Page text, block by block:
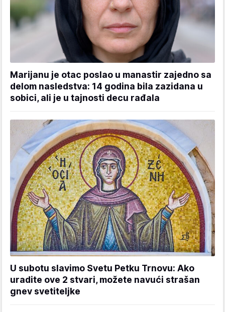
Marijanu je otac poslao u manastir zajedno sa
delom nasledstva: 14 godina bila zazidana u
sobici, ali je u tajnosti decu rađala
U subotu slavimo Svetu Petku Trnovu: Ako
uradite ove 2 stvari, možete navući strašan
gnev svetiteljke